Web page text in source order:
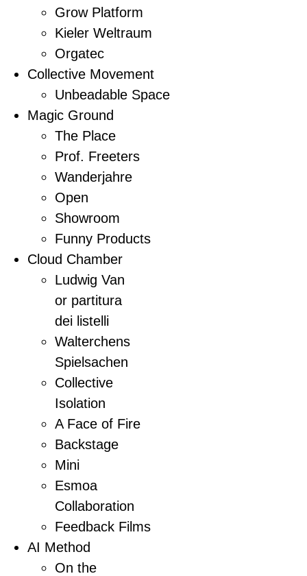
Grow Platform
Kieler Weltraum
Orgatec
Collective Movement
Unbeadable Space
Magic Ground
The Place
Prof. Freeters
Wanderjahre
Open
Showroom
Funny Products
Cloud Chamber
Ludwig Van
or partitura
dei listelli
Walterchens
Spielsachen
Collective
Isolation
A Face of Fire
Backstage
Mini
Esmoa
Collaboration
Feedback Films
AI Method
On the